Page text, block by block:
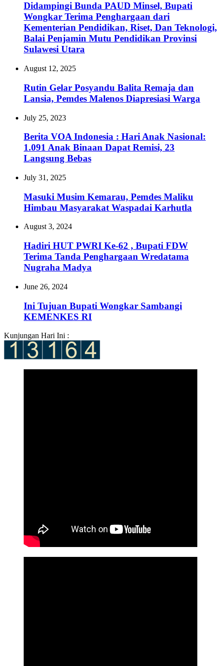
Didampingi Bunda PAUD Minsel, Bupati
Wongkar Terima Penghargaan dari
Kementerian Pendidikan, Riset, Dan Teknologi,
Balai Penjamin Mutu Pendidikan Provinsi
Sulawesi Utara
August 12, 2025
Rutin Gelar Posyandu Balita Remaja dan
Lansia, Pemdes Malenos Diapresiasi Warga
July 25, 2023
Berita VOA Indonesia : Hari Anak Nasional:
1.091 Anak Binaan Dapat Remisi, 23
Langsung Bebas
July 31, 2025
Masuki Musim Kemarau, Pemdes Maliku
Himbau Masyarakat Waspadai Karhutla
August 3, 2024
Hadiri HUT PWRI Ke-62 , Bupati FDW
Terima Tanda Penghargaan Wredatama
Nugraha Madya
June 26, 2024
Ini Tujuan Bupati Wongkar Sambangi
KEMENKES RI
Kunjungan Hari Ini :